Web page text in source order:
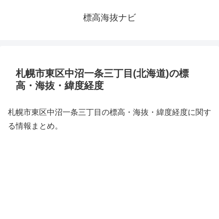
標高海抜ナビ
札幌市東区中沼一条三丁目(北海道)の標
高・海抜・緯度経度
札幌市東区中沼一条三丁目の標高・海抜・緯度経度に関す
る情報まとめ。